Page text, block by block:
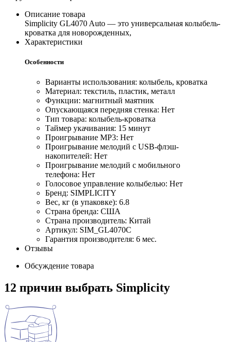
Описание товара
Simplicity GL4070 Auto — это универсальная колыбель-
кроватка для новорожденных,
Характеристики
Особенности
Варианты использования: колыбель, кроватка
Материал: текстиль, пластик, металл
Функции: магнитный маятник
Опускающаяся передняя стенка: Нет
Тип товара: колыбель-кроватка
Таймер укачивания: 15 минут
Проигрывание MP3: Нет
Проигрывание мелодий с USB-флэш-
накопителей: Нет
Проигрывание мелодий с мобильного
телефона: Нет
Голосовое управление колыбелью: Нет
Бренд: SIMPLICITY
Вес, кг (в упаковке): 6.8
Страна бренда: США
Страна производитель: Китай
Артикул: SIM_GL4070C
Гарантия производителя: 6 мес.
Отзывы
Обсуждение товара
12 причин выбрать Simplicity